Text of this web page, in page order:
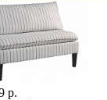
р.